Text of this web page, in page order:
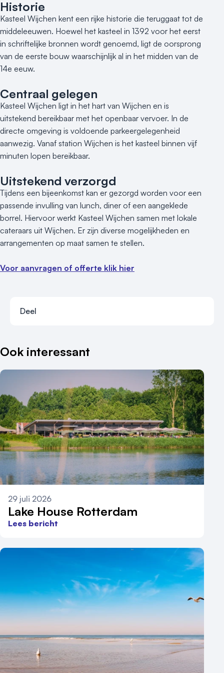
Reviews (5⭐️)
Contact
Historie
Kasteel Wijchen kent een rijke historie die teruggaat tot de
middeleeuwen. Hoewel het kasteel in 1392 voor het eerst
in schriftelijke bronnen wordt genoemd, ligt de oorsprong
van de eerste bouw waarschijnlijk al in het midden van de
14e eeuw.
Centraal gelegen
Kasteel Wijchen ligt in het hart van Wijchen en is
uitstekend bereikbaar met het openbaar vervoer. In de
directe omgeving is voldoende parkeergelegenheid
aanwezig. Vanaf station Wijchen is het kasteel binnen vijf
minuten lopen bereikbaar.
Uitstekend verzorgd
Tijdens een bijeenkomst kan er gezorgd worden voor een
passende invulling van lunch, diner of een aangeklede
borrel. Hiervoor werkt Kasteel Wijchen samen met lokale
cateraars uit Wijchen. Er zijn diverse mogelijkheden en
arrangementen op maat samen te stellen.
Voor aanvragen of offerte klik hier
Deel
Ook interessant
29 juli 2026
Lake House Rotterdam
Lees bericht